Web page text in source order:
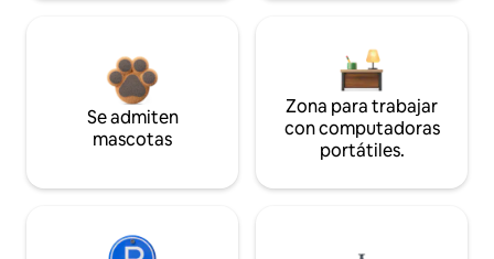
Se admiten
mascotas
Zona para trabajar
con computadoras
portátiles.